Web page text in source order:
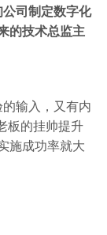
司制定数字化
的技术总监主
输入，又有内
板的挂帅提升
施成功率就大